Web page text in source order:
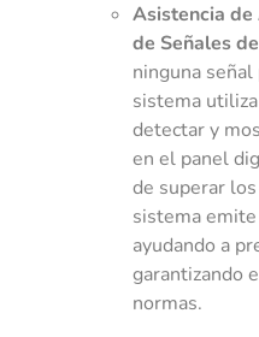
Asistencia de
de Señales
ninguna
sistema
detectar y
en el panel
de superar
sistema
ayudando a
garantizando
normas.